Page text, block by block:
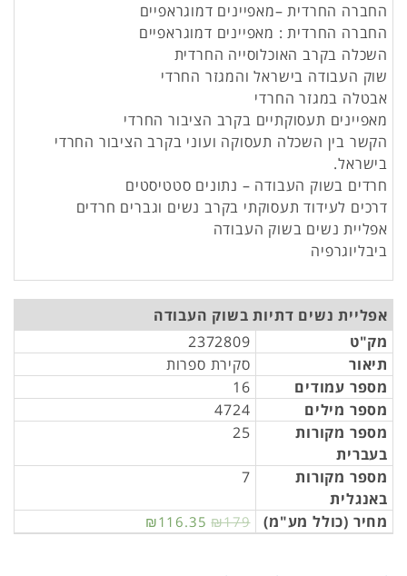
החברה החרדית –מאפיינים דמוגראפיים
החברה החרדית : מאפיינים דמוגראפיים
השכלה בקרב האוכלוסייה החרדית
שוק העבודה בישראל והמגזר החרדי
אבטלה במגזר החרדי
מאפיינים תעסוקתיים בקרב הציבור החרדי
הקשר בין השכלה תעסוקה ועוני בקרב הציבור החרדי
בישראל.
חרדים בשוק העבודה – נתונים סטטיסטים
דרכים לעידוד תעסוקתי בקרב נשים וגברים חרדים
אפליית נשים בשוק העבודה
ביבליוגרפיה
אפליית נשים דתיות בשוק העבודה
מק"ט
2372809
תיאור
סקירת ספרות
מספר עמודים
16
מספר מילים
4724
מספר מקורות
בעברית
25
מספר מקורות
באנגלית
7
מחיר (כולל מע"מ) ₪116.35 ₪179